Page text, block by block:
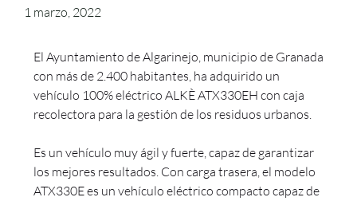
1 marzo, 2022
El Ayuntamiento de Algarinejo, municipio de Granada
con más de 2.400 habitantes, ha adquirido un
vehículo 100% eléctrico ALKÈ ATX330EH con caja
recolectora para la gestión de los residuos urbanos.
Es un vehículo muy ágil y fuerte, capaz de garantizar
los mejores resultados. Con carga trasera, el modelo
ATX330E es un vehículo eléctrico compacto capaz de